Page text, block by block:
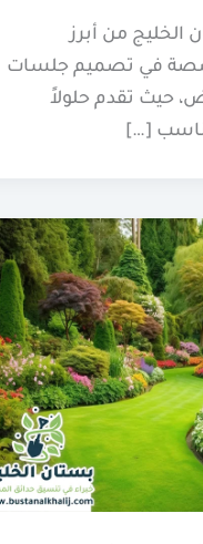
الخليج من أبرز
في تصميم جلسات
حيث تقدم حلولاً
[…]